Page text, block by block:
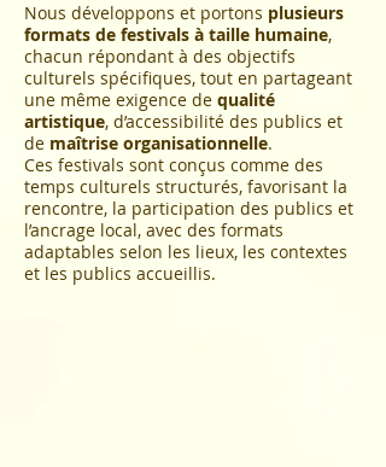
Nous développons et portons plusieurs
formats de festivals à taille humaine,
chacun répondant à des objectifs
culturels spécifiques, tout en partageant
une même exigence de qualité
artistique, d’accessibilité des publics et
de maîtrise organisationnelle.
Ces festivals sont conçus comme des
temps culturels structurés, favorisant la
rencontre, la participation des publics et
l’ancrage local, avec des formats
adaptables selon les lieux, les contextes
et les publics accueillis.